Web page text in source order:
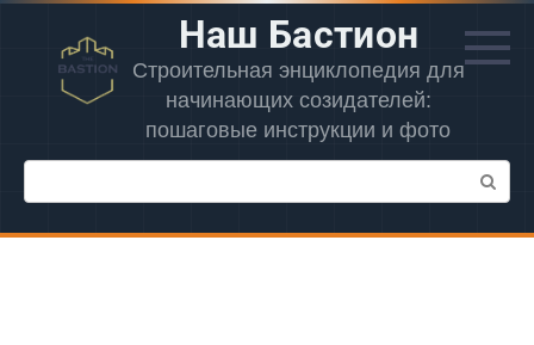
Перейти
контенту
Наш Бастион
Строительная энциклопедия для
начинающих созидателей:
пошаговые инструкции и фото
Поиск: